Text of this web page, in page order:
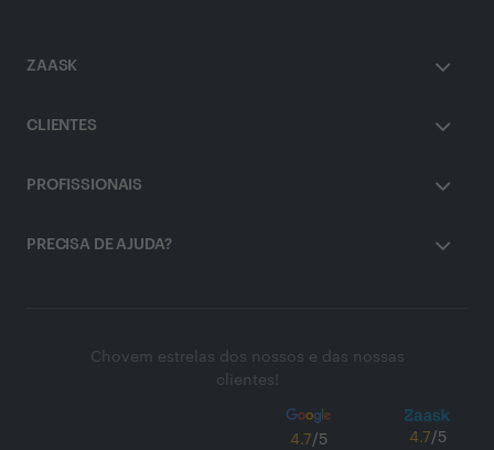
ZAASK
CLIENTES
PROFISSIONAIS
PRECISA DE AJUDA?
Chovem estrelas dos nossos e das nossas
clientes!
4.7/5 4.7/5